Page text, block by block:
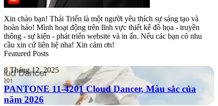
Xin chào bạn! Thái Triển là một người yêu thích sự sáng tạo và
hoàn hảo! Mình hoạt động trên lĩnh vực thiết kế đồ họa - truyền
thông - sự kiện - phát triển website và in ấn. Nếu các bạn có nhu
cầu xin cứ liên hệ nha! Xin cảm ơn!
Featured Posts
PANTONE
11-
4201
Cloud
Dancer,
8 Tháng 12, 2025
PANTONE 11-4201 Cloud Dancer, Màu sắc của
năm 2026